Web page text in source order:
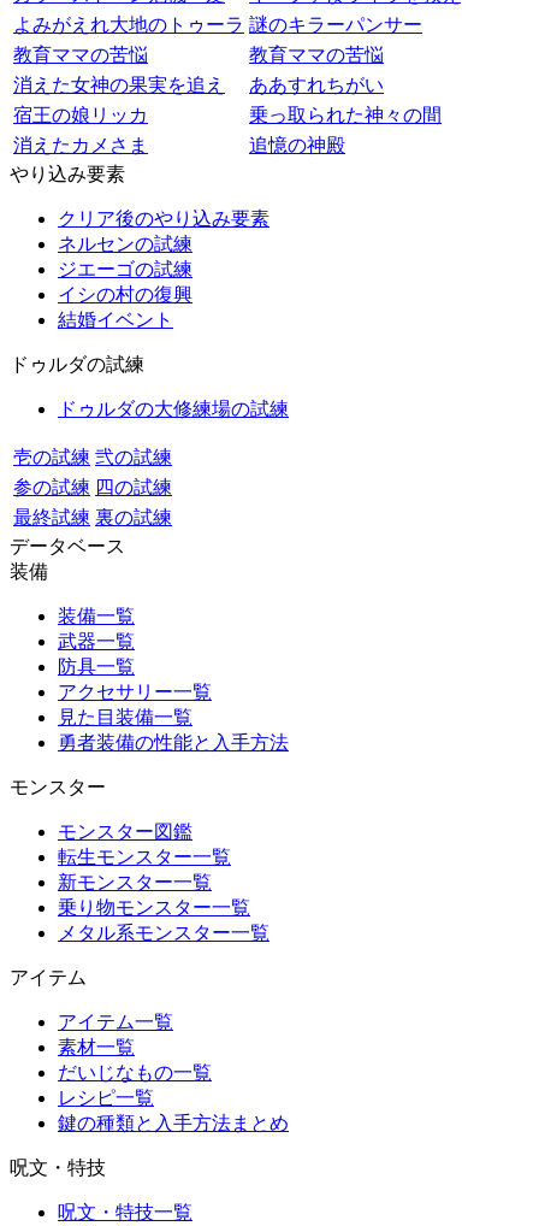
よみがえれ大地のトゥーラ 謎のキラーパンサー
教育ママの苦悩
教育ママの苦悩
消えた女神の果実を追え
ああすれちがい
宿王の娘リッカ
乗っ取られた神々の間
消えたカメさま
追憶の神殿
やり込み要素
クリア後のやり込み要素
ネルセンの試練
ジエーゴの試練
イシの村の復興
結婚イベント
ドゥルダの試練
ドゥルダの大修練場の試練
壱の試練 弐の試練
参の試練 四の試練
最終試練 裏の試練
データベース
装備
装備一覧
武器一覧
防具一覧
アクセサリー一覧
見た目装備一覧
勇者装備の性能と入手方法
モンスター
モンスター図鑑
転生モンスター一覧
新モンスター一覧
乗り物モンスター一覧
メタル系モンスター一覧
アイテム
アイテム一覧
素材一覧
だいじなもの一覧
レシピ一覧
鍵の種類と入手方法まとめ
呪文・特技
呪文・特技一覧